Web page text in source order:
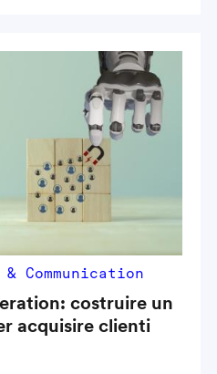
Communication
costruire un
acquisire clienti